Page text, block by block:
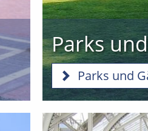
Parks
Parks und